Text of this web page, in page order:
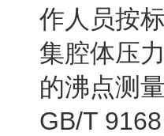
作人员按
集腔体压
的沸点测
GB/T